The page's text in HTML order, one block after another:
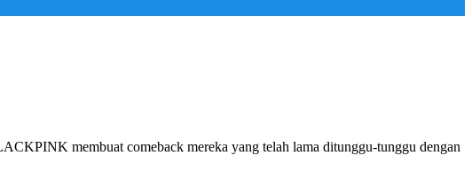
membuat comeback mereka yang telah lama ditunggu-tunggu dengan